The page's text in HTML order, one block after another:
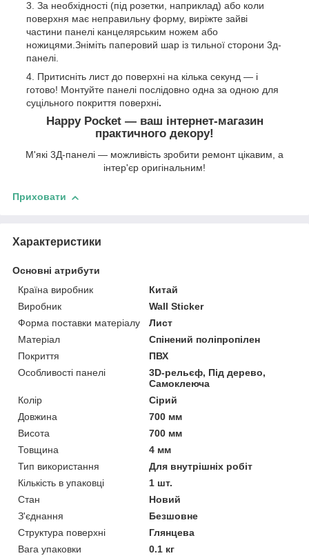
За необхідності (під розетки, наприклад) або коли
поверхня має неправильну форму, виріжте зайві
частини панелі канцелярським ножем або
ножицями.Зніміть паперовий шар із тильної сторони 3д-
панелі.
Притисніть лист до поверхні на кілька секунд — і
готово! Монтуйте панелі послідовно одна за одною для
суцільного покриття поверхні.
Happy Pocket — ваш інтернет-магазин
практичного декору!
М'які 3Д-панелі — можливість зробити ремонт цікавим, а
інтер'єр оригінальним!
Приховати
Характеристики
Основні атрибути
Країна виробник
Китай
Виробник
Wall Sticker
Форма поставки матеріалу
Лист
Матеріал
Спінений поліпропілен
Покриття
ПВХ
Особливості панелі
3D-рельєф, Під дерево,
Самоклеюча
Колір
Сірий
Довжина
700 мм
Висота
700 мм
Товщина
4 мм
Тип використання
Для внутрішніх робіт
Кількість в упаковці
1 шт.
Стан
Новий
З'єднання
Безшовне
Структура поверхні
Глянцева
Вага упаковки
0.1 кг